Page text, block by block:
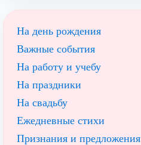
На день рождения
Важные события
На работу и учебу
На праздники
На свадьбу
Ежедневные стихи
Признания и предложения